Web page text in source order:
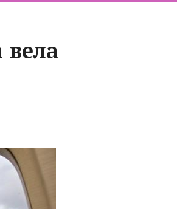
вела